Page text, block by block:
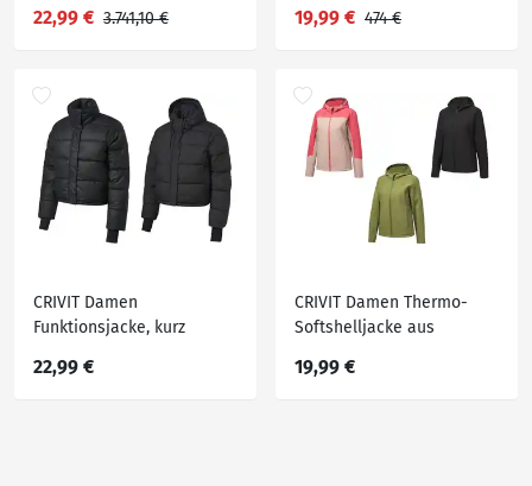
Schaftrandpolsterung
22,99 € 3.741,10 € 19,99 € 474 €
CRIVIT Damen
Funktionsjacke, kurz
22,99 €
CRIVIT Damen Thermo-
Softshelljacke aus
19,99 €